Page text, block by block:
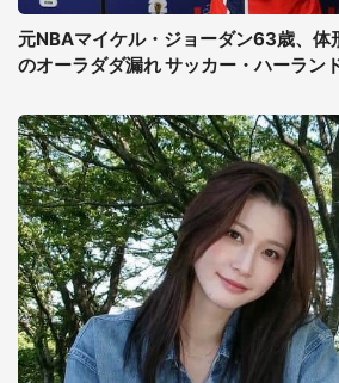
元NBAマイケル・ジョーダン63歳、体
のオーラダダ漏れ サッカー・ハーラン